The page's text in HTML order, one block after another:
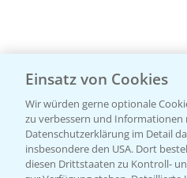
Einsatz von Cookies
Wir würden gerne optionale
zu verbessern und Informationen
Datenschutzerklärung im Detail
insbesondere den USA. Dort
diesen Drittstaaten zu Kontroll-